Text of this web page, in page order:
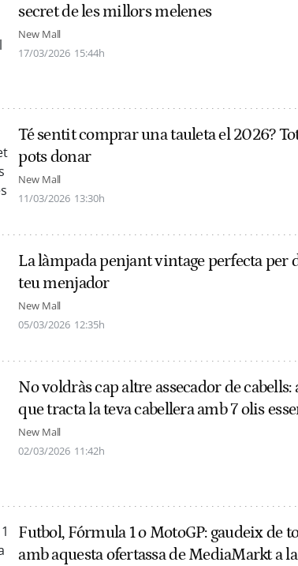
secret de les millors melenes
New Mall
17/03/2026 15:44h
Té sentit comprar una tauleta el 2026?
pots donar
New Mall
11/03/2026 13:30h
La làmpada penjant vintage perfecta per
teu menjador
New Mall
05/03/2026 12:35h
No voldràs cap altre assecador de cabells:
que tracta la teva cabellera amb 7 olis
New Mall
02/03/2026 11:42h
Futbol, Fórmula 1 o MotoGP: gaudeix de
amb aquesta ofertassa de MediaMarkt a